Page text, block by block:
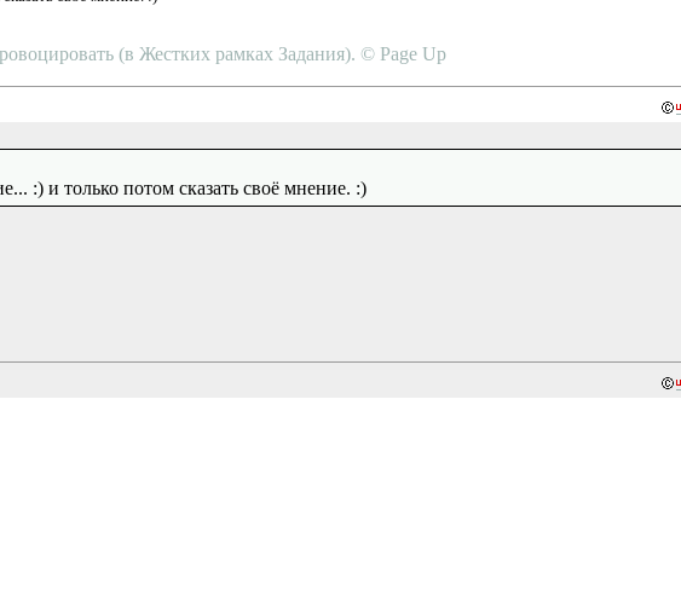
(в Жестких рамках Задания). © Page Up
:) и только потом сказать своё мнение. :)